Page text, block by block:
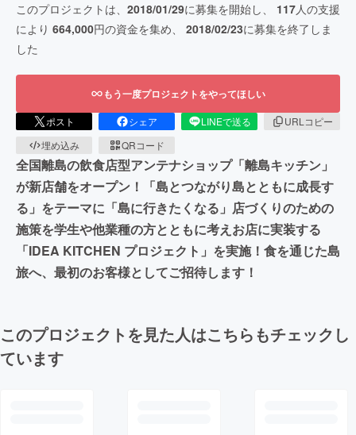
このプロジェクトは、 2018/01/29に募集を開始し、 117人の支援
により 664,000円の資金を集め、 2018/02/23に募集を終了しま
した
もう一度プロジェクトをやってほしい
ポスト シェア LINEで送る
URLコピー
埋め込み
QRコード
全国離島の飲食店型アンテナショップ「離島キッチン」
が新店舗をオープン！「島とつながり島とともに成長す
る」をテーマに「島に行きたくなる」店づくりのための
施策を学生や他業種の⽅とともに考えお店に実装する
「IDEA KITCHEN プロジェクト」を実施！食を通じた島
旅へ、最初のお客様としてご招待します！
このプロジェクトを見た人はこちらもチェックし
ています